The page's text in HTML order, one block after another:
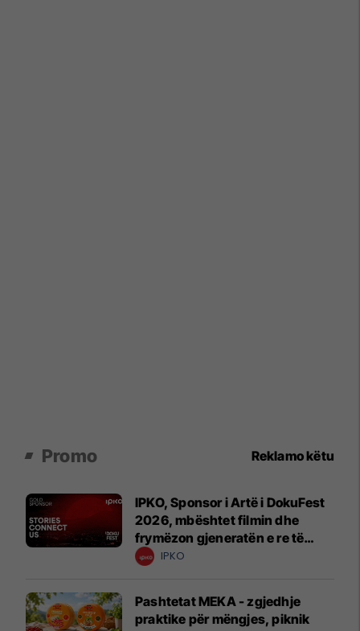
Promo Reklamo këtu
IPKO, Sponsor i Artë i DokuFest
2026, mbështet filmin dhe
frymëzon gjeneratën e re të
krijuesve
IPKO
Pashtetat MEKA - zgjedhje
praktike për mëngjes, piknik